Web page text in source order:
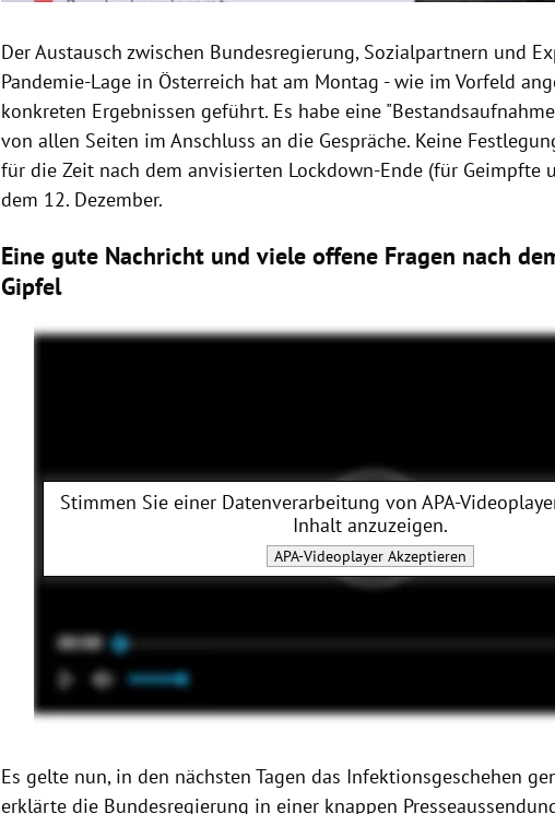
Der Austausch zwischen Bundesregierung, Sozialpartnern und
Pandemie-Lage in Österreich hat am Montag - wie im Vorfeld
konkreten Ergebnissen geführt. Es habe eine
von allen Seiten im Anschluss an die Gespräche. Keine
für die Zeit nach dem anvisierten Lockdown-Ende (für Geimpfte
dem 12. Dezember.
Eine gute Nachricht und viele offene Fragen nach
Gipfel
Stimmen Sie einer Datenverarbeitung von APA-
Inhalt anzuzeigen.
APA-VideoplayerAkzeptieren
Es gelte nun, in den nächsten Tagen das Infektionsgeschehen
erklärte die Bundesregierung in einer knappen